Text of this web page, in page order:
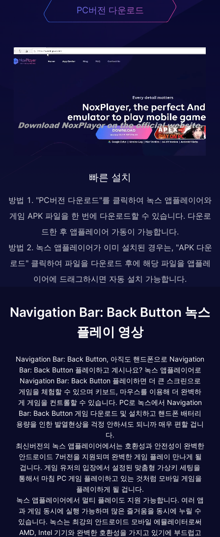
PC버전 다운로드
빠른 설치
방법 1. "PC버전 다운로드"를 클릭하여 녹스 앱플레이어와
게임 APK 파일을 한 번에 다운로드할 수 있습니다. 다운로
드한 후 앱플레이어 가동이 가능합니다.
방법 2. 녹스 앱플레이어가 이미 설치된 경우는, "APK 다운
로드" 클릭하여 파일을 다운로드 후에 해당 파일을 앱플레
이어에 드래그하시면 자동 설치 가능합니다.
Navigation Bar: Back Button 녹스
플레이 영상
Navigation Bar: Back Button, 아직도 핸드폰으로 Navigation
Bar: Back Button 플레이하고 계시나요? 녹스 앱플레이어로
Navigation Bar: Back Button 플레이하면 더 큰 스크린으로
게임을 체험할 수 있으며 키보드, 마우스를 이용해 더 완벽하
게 게임을 컨트롤할 수 있습니다. PC로 녹스에서 Navigation
Bar: Back Button 게임 다운로드 및 설치하고 핸드폰 배터리
용량을 인한 발열현상을 걱정 안하셔도 되니까 매우 편할 겁니
다.
최신버전의 녹스 앱플레이어에서는 호환성과 안전성이 완벽한
안드로이드 7버전을 지원되며 완벽한 게임 플레이 만나게 될
겁니다. 게임 유저의 입장에서 설정된 맞춤형 가상키 세팅을
통해서 마침 PC 게임 플레이하고 있는 것처럼 모바일 게임을
플레이하게 될 겁니다.
녹스 앱플레이어에서 멀티 플레이도 지원 가능합니다. 여러 앱
과 게임 동시에 실행 가능하며 많은 즐거움을 동시에 누릴 수
있습니다. 녹스는 최강의 안드로이드 모바일 에뮬레이터로써
AMD, Intel 기기와 완벽한 호환성을 가지고 있기에 부드럽고